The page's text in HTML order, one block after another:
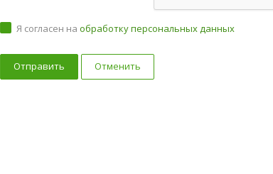
Я согласен на обработку персональных данных
Отменить